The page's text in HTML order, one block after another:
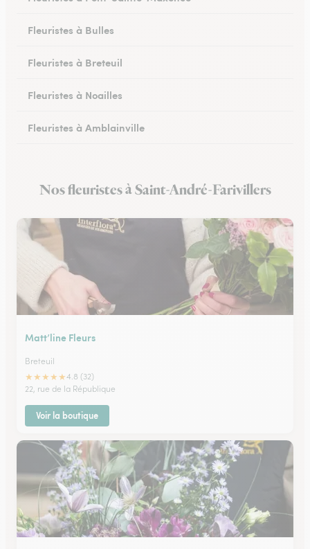
Fleuristes à Bulles
Fleuristes à Breteuil
Fleuristes à Noailles
Fleuristes à Amblainville
Fleuristes à Lierville
Nos fleuristes à Saint-André-Farivillers
Matt’line Fleurs
Breteuil
★★★★★4.8 (32)
22, rue de la République
Voir la boutique